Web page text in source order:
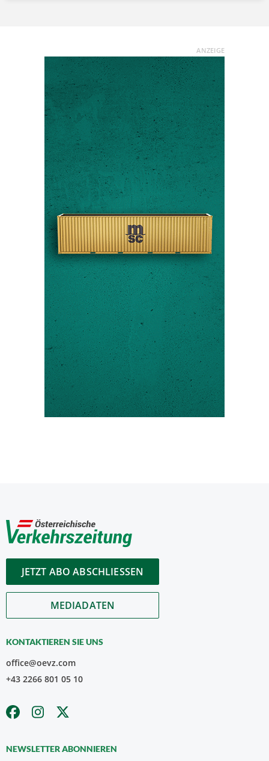
ANZEIGE
JETZT ABO ABSCHLIESSEN
MEDIADATEN
KONTAKTIEREN SIE UNS
office@oevz.com
+43 2266 801 05 10
NEWSLETTER ABONNIEREN